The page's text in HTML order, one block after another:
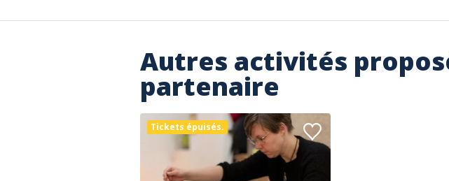
Autres activités
partenaire
Tickets épuisés.